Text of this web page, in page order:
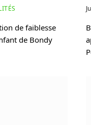
de faiblesse
de Bondy